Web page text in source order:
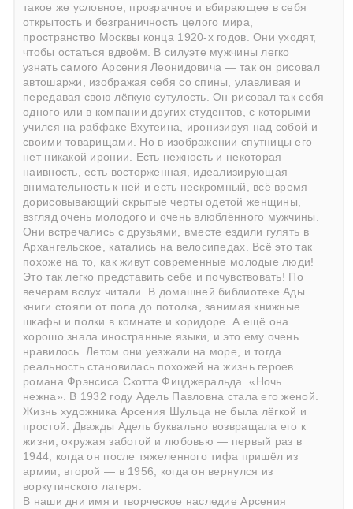
такое же условное, прозрачное и вбирающее в себя
открытость и безграничность целого мира,
пространство Москвы конца 1920-х годов. Они уходят,
чтобы остаться вдвоём. В силуэте мужчины легко
узнать самого Арсения Леонидовича — так он рисовал
автошаржи, изображая себя со спины, улавливая и
передавая свою лёгкую сутулость. Он рисовал так себя
одного или в компании других студентов, с которыми
учился на рабфаке Вхутеина, иронизируя над собой и
своими товарищами. Но в изображении спутницы его
нет никакой иронии. Есть нежность и некоторая
наивность, есть восторженная, идеализирующая
внимательность к ней и есть нескромный, всё время
дорисовывающий скрытые черты одетой женщины,
взгляд очень молодого и очень влюблённого мужчины.
Они встречались с друзьями, вместе ездили гулять в
Архангельское, катались на велосипедах. Всё это так
похоже на то, как живут современные молодые люди!
Это так легко представить себе и почувствовать! По
вечерам вслух читали. В домашней библиотеке Ады
книги стояли от пола до потолка, занимая книжные
шкафы и полки в комнате и коридоре. А ещё она
хорошо знала иностранные языки, и это ему очень
нравилось. Летом они уезжали на море, и тогда
реальность становилась похожей на жизнь героев
романа Фрэнсиса Скотта Фицджеральда. «Ночь
нежна». В 1932 году Адель Павловна стала его женой.
Жизнь художника Арсения Шульца не была лёгкой и
простой. Дважды Адель буквально возвращала его к
жизни, окружая заботой и любовью — первый раз в
1944, когда он после тяжеленного тифа пришёл из
армии, второй — в 1956, когда он вернулся из
воркутинского лагеря.
В наши дни имя и творческое наследие Арсения